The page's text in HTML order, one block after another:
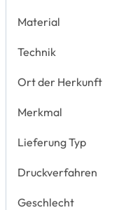
Material
Technik
Ort der Herkunft
Merkmal
Lieferung Typ
Druckverfahren
Geschlecht